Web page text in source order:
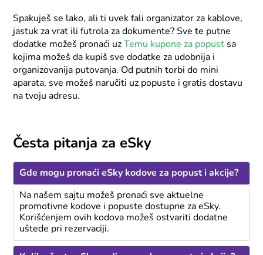
Spakuješ se lako, ali ti uvek fali organizator za kablove,
jastuk za vrat ili futrola za dokumente? Sve te putne
dodatke možeš pronaći uz
Temu kupone za popust sa
kojima možeš da kupiš sve dodatke za udobnija i
organizovanija putovanja. Od putnih torbi do mini
aparata, sve možeš naručiti uz popuste i gratis dostavu
na tvoju adresu.
Česta pitanja za eSky
Gde mogu pronaći eSky kodove za popust i akcije?
Na našem sajtu možeš pronaći sve aktuelne
promotivne kodove i popuste dostupne za eSky.
Korišćenjem ovih kodova možeš ostvariti dodatne
uštede pri rezervaciji.